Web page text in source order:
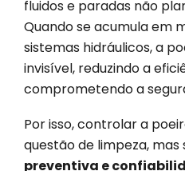
fluidos e paradas não
Quando se acumula em
sistemas hidráulicos, a
invisível, reduzindo a
comprometendo a
Por isso, controlar a
questão de limpeza, mas
preventiva e